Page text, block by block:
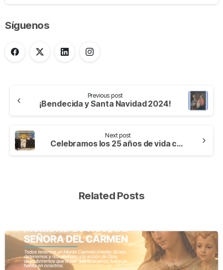
Síguenos
Previous post
¡Bendecida y Santa Navidad 2024!
Next post
Celebramos los 25 años de vida consagrada del Hno. César Arroyo, OH.
Related Posts
-